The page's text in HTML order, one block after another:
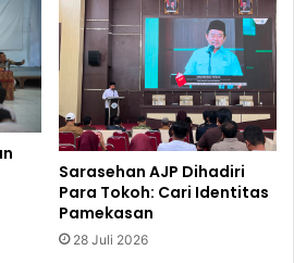
Sarasehan AJP Dihadiri
Para Tokoh: Cari Identitas
Pamekasan
28 Juli 2026